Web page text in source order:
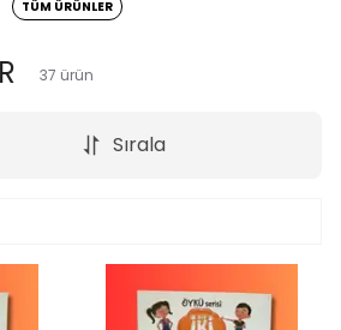
TÜM ÜRÜNLER
37 ürün
Sırala